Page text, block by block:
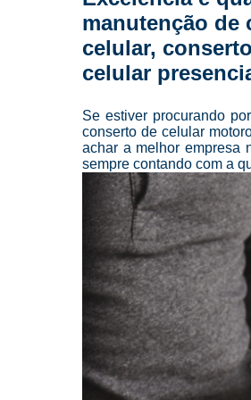
manutenção de
celular,
celular
Se estiver procurando
conserto de celular
achar a melhor empresa
sempre contando com a